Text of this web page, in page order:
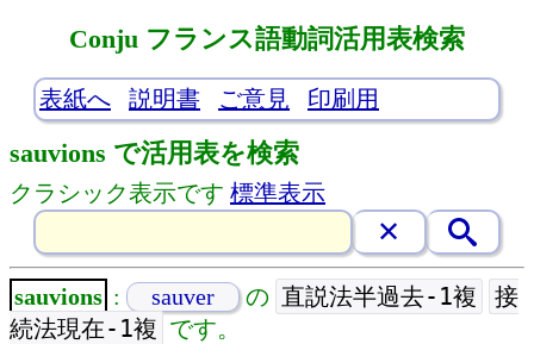
Conju フランス語動詞活用表検索
表紙へ 説明書 ご意見 印刷用
sauvions で活用表を検索
クラシック表示です 標準表示
sauvions : sauver の 直説法半過去-1複
接
続法現在-1複 です。